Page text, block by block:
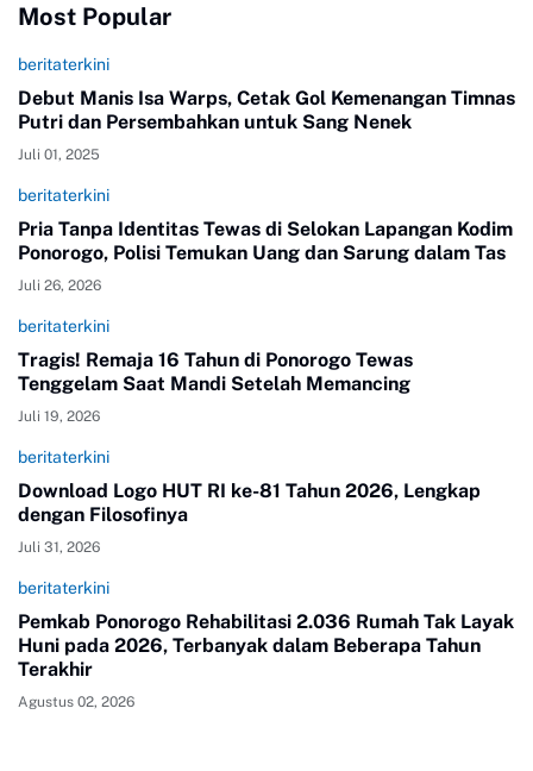
Most Popular
beritaterkini
Debut Manis Isa Warps, Cetak Gol Kemenangan Timnas
Putri dan Persembahkan untuk Sang Nenek
Juli 01, 2025
beritaterkini
Pria Tanpa Identitas Tewas di Selokan Lapangan Kodim
Ponorogo, Polisi Temukan Uang dan Sarung dalam Tas
Juli 26, 2026
beritaterkini
Tragis! Remaja 16 Tahun di Ponorogo Tewas
Tenggelam Saat Mandi Setelah Memancing
Juli 19, 2026
beritaterkini
Download Logo HUT RI ke-81 Tahun 2026, Lengkap
dengan Filosofinya
Juli 31, 2026
beritaterkini
Pemkab Ponorogo Rehabilitasi 2.036 Rumah Tak Layak
Huni pada 2026, Terbanyak dalam Beberapa Tahun
Terakhir
Agustus 02, 2026